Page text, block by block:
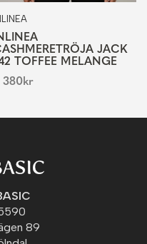
JACK
TOFFEE MELANGE
380kr
89